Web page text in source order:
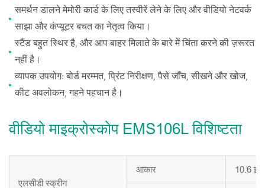
समर्थन डालने मेमोरी कार्ड के लिए तस्वीरें लेने के लिए और वीडियो नेटवर्क
साझा और कंप्यूटर बचत का नेतृत्व किया।
स्टैंड बहुत स्थिर है, और आप बाहर मिलाते के बारे में चिंता करने की ज़रूरत
नहीं है।
व्यापक उपयोग: बोर्ड मरम्मत, प्रिंट निरीक्षण, पैसे जाँच, सीखने और खोज,
कीट अवलोकन, गहने पहचान है।
वीडियो माइक्रोस्कोप EMS106L विशिष्टता
एलसीडी स्क्रीन
आकार 10.6